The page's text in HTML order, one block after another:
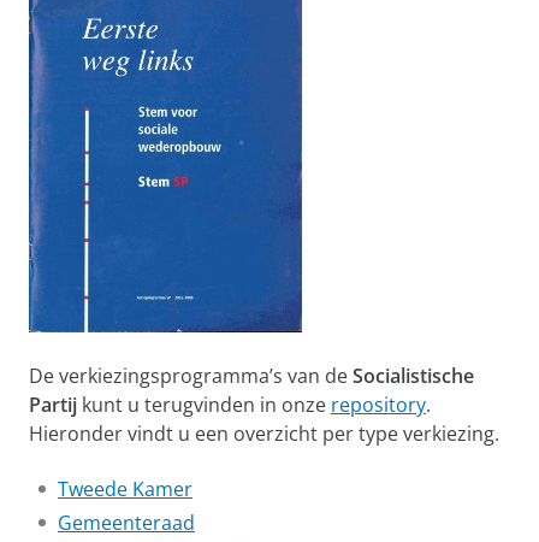
De verkiezingsprogramma’s van deSocialistische
Partij kunt u terugvinden in onze repository.
Hieronder vindt u een overzicht per type verkiezing.
Tweede Kamer
Gemeenteraad